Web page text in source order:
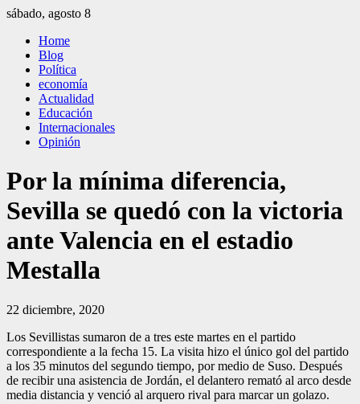
Saltar
contenido
sábado, agosto 8
El Independiente
El independiente Libre y Transparente
Home
Blog
Política
economía
Actualidad
Educación
Internacionales
Opinión
Por la mínima diferencia,
Sevilla se quedó con la victoria
ante Valencia en el estadio
Mestalla
22 diciembre, 2020
Los Sevillistas sumaron de a tres este martes en el partido
correspondiente a la fecha 15. La visita hizo el único gol del partido
a los 35 minutos del segundo tiempo, por medio de Suso. Después
de recibir una asistencia de Jordán, el delantero remató al arco desde
media distancia y venció al arquero rival para marcar un golazo.